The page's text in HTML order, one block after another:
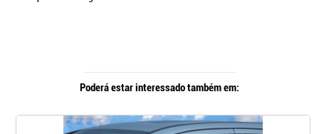
Poderá estar interessado também em: